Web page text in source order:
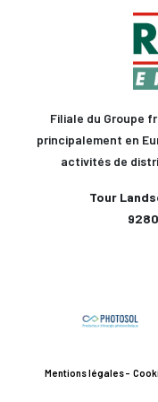
Filiale du Groupe
principalement en
activités de
Tour
Mentions légales